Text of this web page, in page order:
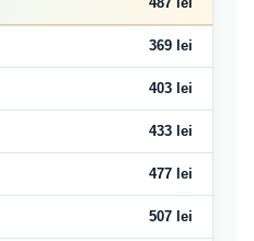
369 lei
403 lei
433 lei
477 lei
507 lei